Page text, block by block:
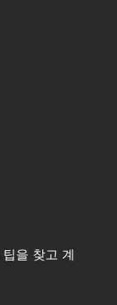
을 찾고 계